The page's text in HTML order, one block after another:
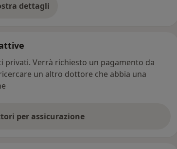
dettagli
sull'indirizzo
privati. Verrà richiesto un pagamento da
un altro dottore che abbia una
per assicurazione